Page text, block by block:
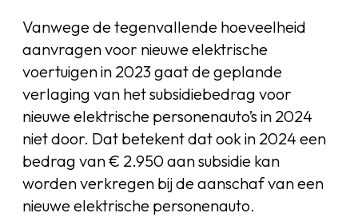
Vanwege de tegenvallende hoeveelheid
aanvragen voor nieuwe elektrische
voertuigen in 2023 gaat de geplande
verlaging van het subsidiebedrag voor
nieuwe elektrische personenauto’s in 2024
niet door. Dat betekent dat ook in 2024 een
bedrag van € 2.950 aan subsidie kan
worden verkregen bij de aanschaf van een
nieuwe elektrische personenauto.